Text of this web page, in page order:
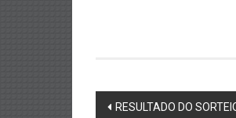
Post
RESULTADO DO